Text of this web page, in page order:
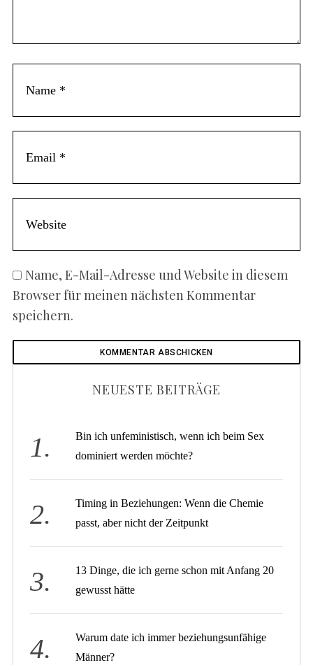
Name, E-Mail-Adresse und Website in diesem
Browser für meinen nächsten Kommentar
speichern.
NEUESTE BEITRÄGE
Bin ich unfeministisch, wenn ich beim Sex
dominiert werden möchte?
Timing in Beziehungen: Wenn die Chemie
passt, aber nicht der Zeitpunkt
13 Dinge, die ich gerne schon mit Anfang 20
gewusst hätte
Warum date ich immer beziehungsunfähige
Männer?